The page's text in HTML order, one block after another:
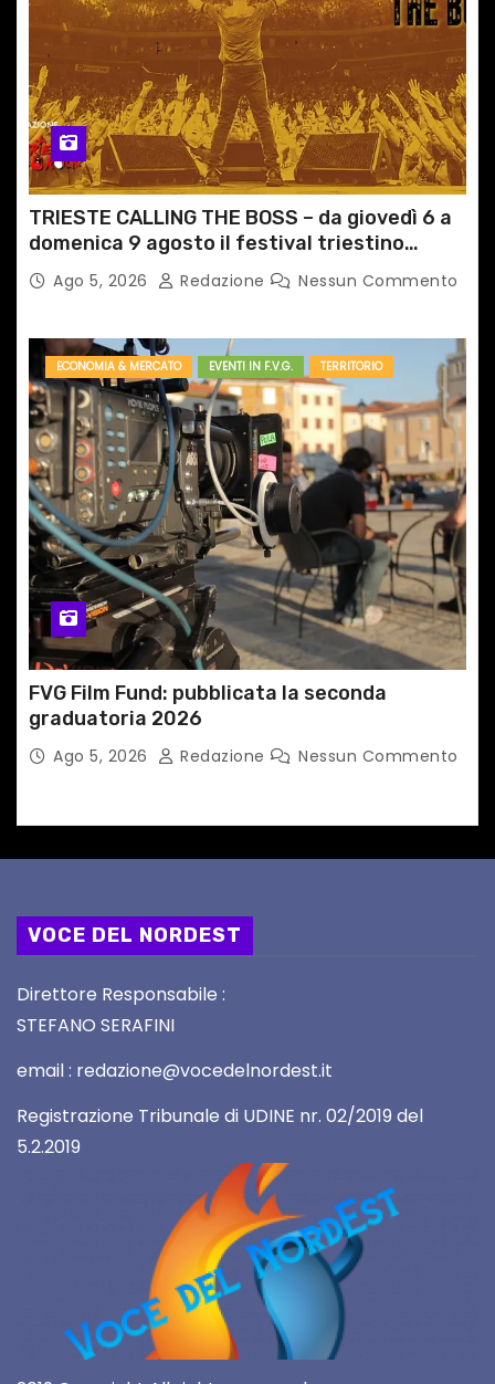
TRIESTE CALLING THE BOSS – da giovedì 6 a
domenica 9 agosto il festival triestino
dedicato a Springsteen
Ago 5, 2026 Redazione Nessun Commento
ECONOMIA & MERCATO EVENTI IN F.V.G. TERRITORIO
FVG Film Fund: pubblicata la seconda
graduatoria 2026
Ago 5, 2026 Redazione Nessun Commento
VOCE DEL NORDEST
Direttore Responsabile :
STEFANO SERAFINI
email : redazione@vocedelnordest.it
Registrazione Tribunale di UDINE nr. 02/2019 del
5.2.2019